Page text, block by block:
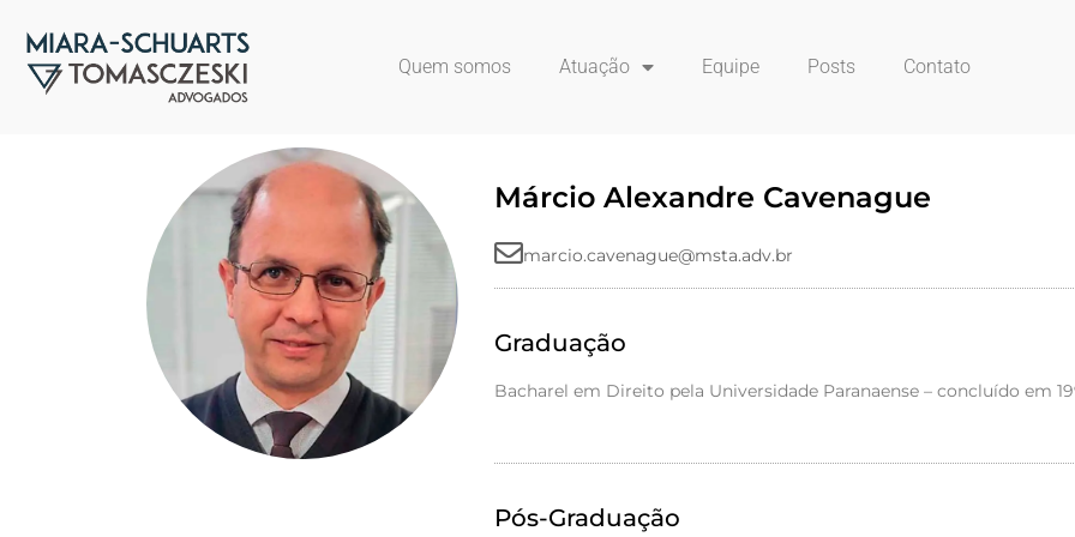
Quem somos Atuação Equipe Posts Contato
Márcio Alexandre Cavenague
marcio.cavenague@msta.adv.br
Graduação
Bacharel em Direito pela Universidade Paranaense – concluído em
Pós-Graduação